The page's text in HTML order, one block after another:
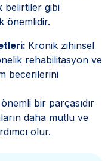
belirtiler gibi
önemlidir.
Kronik zihinsel
rehabilitasyon ve
becerilerini
bir parçasıdır
daha mutlu ve
olur.